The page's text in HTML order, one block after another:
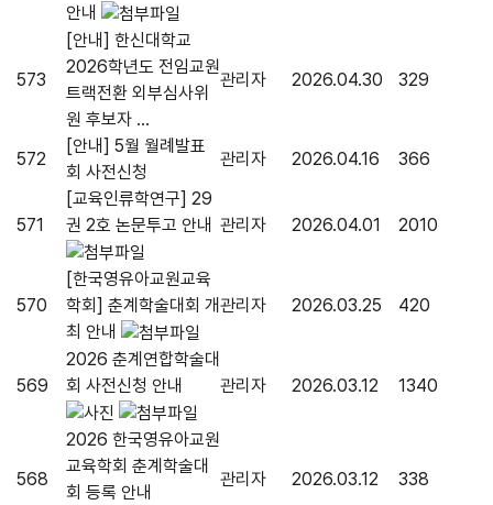
안내
573
[안내] 한신대학교
2026학년도 전임교원
트랙전환 외부심사위
원 후보자 ...
관리자 2026.04.30 329
572
[안내] 5월 월례발표
회 사전신청
관리자 2026.04.16 366
571
[교육인류학연구] 29
권 2호 논문투고 안내 관리자 2026.04.01 2010
570
[한국영유아교원교육
학회] 춘계학술대회 개
최 안내
관리자 2026.03.25 420
569
2026 춘계연합학술대
회 사전신청 안내
관리자 2026.03.12 1340
568
2026 한국영유아교원
교육학회 춘계학술대
회 등록 안내
관리자 2026.03.12 338